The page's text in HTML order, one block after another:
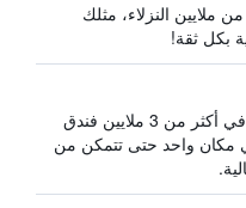
ملايين النزلاء، مثلك
بكل ثقة!
يبحث HotelsCombined في أكثر من 3 ملايين فندق
مكان واحد حتى تتمكن من